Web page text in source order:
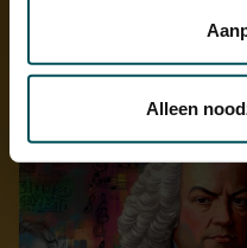
Via decookieverklaring
We werken samen met
kunnen ontvangen en
Alleen
Ontdek meer